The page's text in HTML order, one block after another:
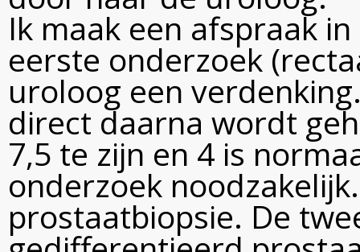
Ik maak een afspraak
eerste onderzoek
uroloog een
direct daarna wordt
7,5 te zijn en 4 is
onderzoek
prostaatbiopsie. De